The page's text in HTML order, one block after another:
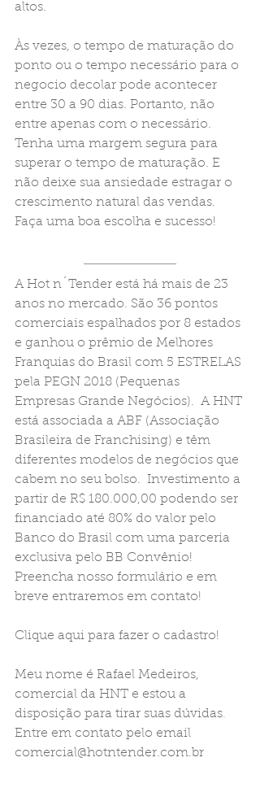
altos.
Às vezes, o tempo de maturação do
ponto ou o tempo necessário para o
negocio decolar pode acontecer
entre 30 a 90 dias. Portanto, não
entre apenas com o necessário.
Tenha uma margem segura para
superar o tempo de maturação. E
não deixe sua ansiedade estragar o
crescimento natural das vendas.
Faça uma boa escolha e sucesso!
A Hot n´Tender está há mais de 23
anos no mercado. São 36 pontos
comerciais espalhados por 8 estados
e ganhou o prêmio de Melhores
Franquias do Brasil com 5 ESTRELAS
pela PEGN 2018 (Pequenas
Empresas Grande Negócios).  A HNT
está associada a ABF (Associação
Brasileira de Franchising) e têm
diferentes modelos de negócios que
cabem no seu bolso.  Investimento a
partir de R$ 180.000,00 podendo ser
financiado até 80% do valor pelo
Banco do Brasil com uma parceria
exclusiva pelo BB Convênio!
Preencha nosso formulário e em
breve entraremos em contato!
Clique aqui para fazer o cadastro!
Meu nome é Rafael Medeiros,
comercial da HNT e estou a
disposição para tirar suas dúvidas.
Entre em contato pelo email
comercial@hotntender.com.br